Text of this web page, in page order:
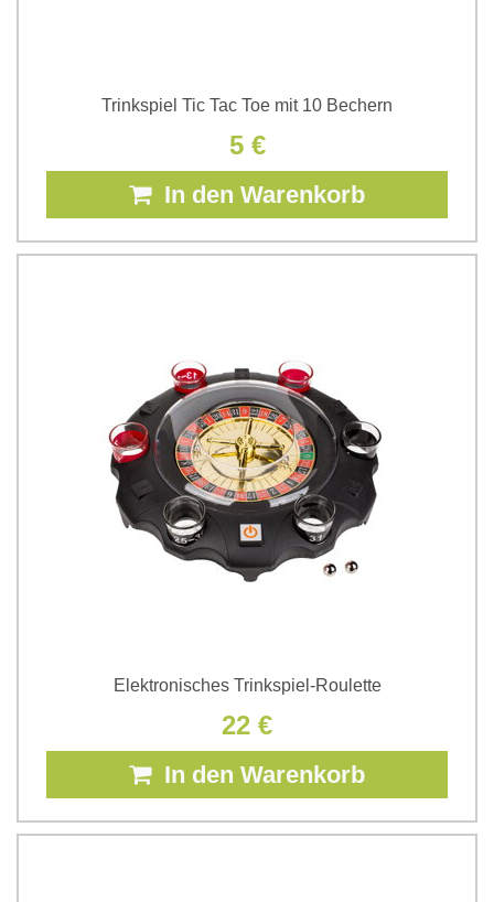
Trinkspiel Tic Tac Toe mit 10 Bechern
5 €
In den Warenkorb
Elektronisches Trinkspiel-Roulette
22 €
In den Warenkorb